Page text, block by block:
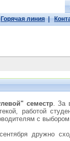
Горячая линия|
семестр. За
работой
с выбором
дружно